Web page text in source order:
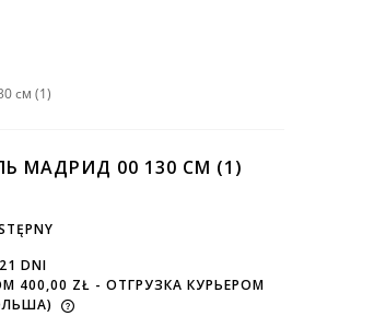
cм (1)
МАДРИД 00 130 CМ (1)
DNI
400,00 ZŁ - ОТГРУЗКА КУРЬЕРОМ